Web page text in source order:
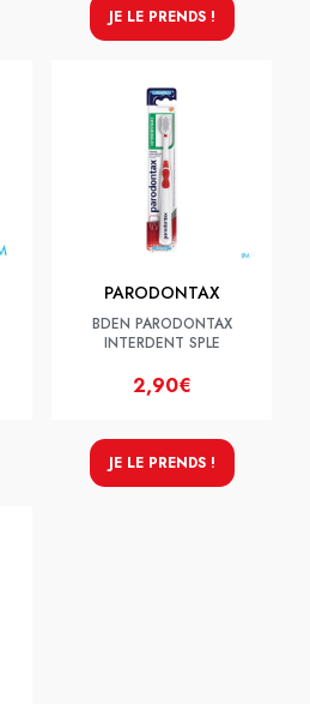
JE LE PRENDS !
PARODONTAX
BDEN PARODONTAX
INTERDENT SPLE
2,90€
JE LE PRENDS !